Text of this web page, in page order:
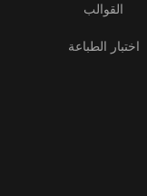
القوالب
اختبار الطباعة